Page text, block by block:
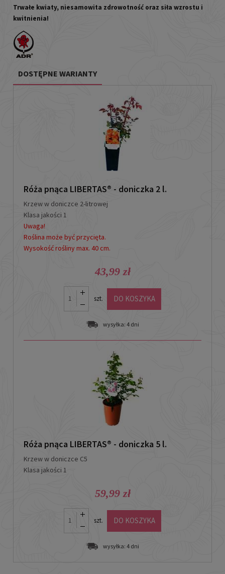
Trwałe kwiaty, niesamowita zdrowotność oraz siła wzrostu i
kwitnienia!
DOSTĘPNE WARIANTY
Róża pnąca LIBERTAS® - doniczka 2 l.
Krzew w doniczce 2-litrowej
Klasa jakości 1
Uwaga!
Roślina może być przycięta.
Wysokość rośliny max. 40 cm.
43,99 zł
szt. DO KOSZYKA
wysyłka: 4 dni
Róża pnąca LIBERTAS® - doniczka 5 l.
Krzew w doniczce C5
Klasa jakości 1
59,99 zł
szt. DO KOSZYKA
wysyłka: 4 dni